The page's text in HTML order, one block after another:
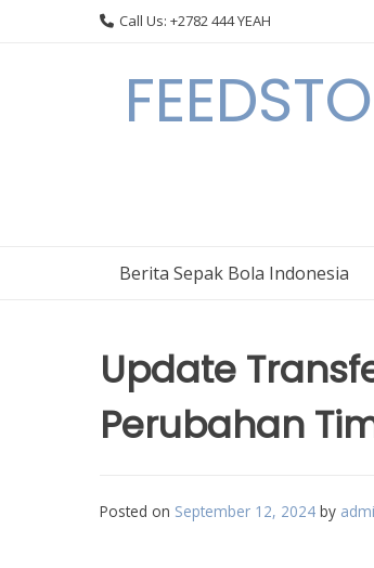
Call Us: +2782 444 YEAH
Berita Sepak Bola Indonesia
Update
Perubahan
Posted on September 12, 2024 by